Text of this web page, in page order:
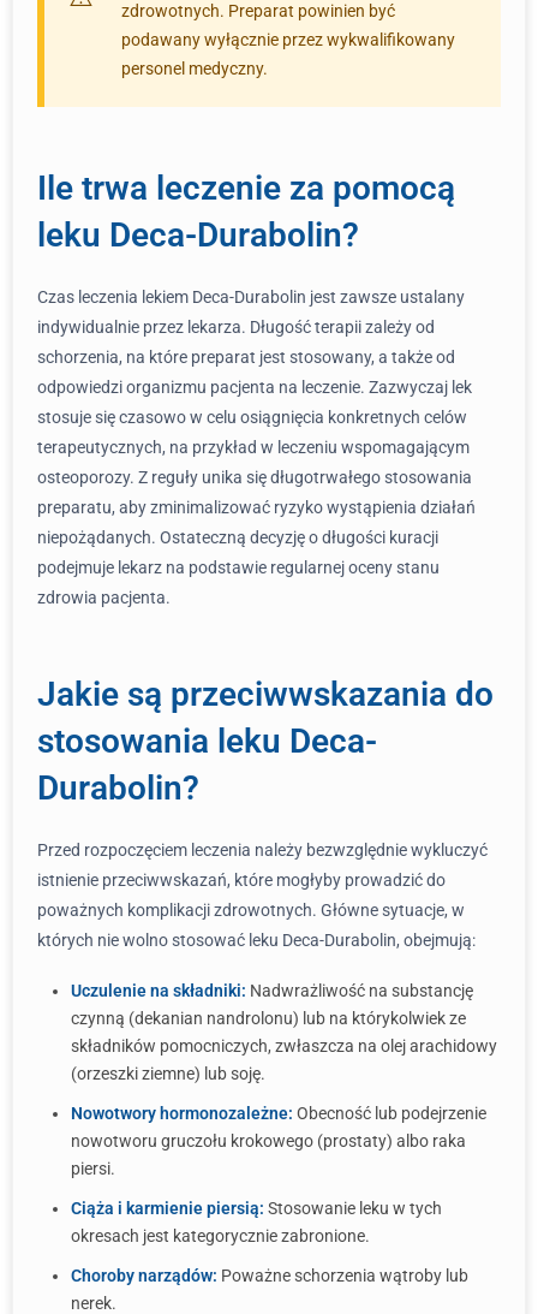
zdrowotnych. Preparat powinien być
podawany wyłącznie przez wykwalifikowany
personel medyczny.
Ile trwa leczenie za pomocą
leku Deca-Durabolin?
Czas leczenia lekiem Deca-Durabolin jest zawsze ustalany
indywidualnie przez lekarza. Długość terapii zależy od
schorzenia, na które preparat jest stosowany, a także od
odpowiedzi organizmu pacjenta na leczenie. Zazwyczaj lek
stosuje się czasowo w celu osiągnięcia konkretnych celów
terapeutycznych, na przykład w leczeniu wspomagającym
osteoporozy. Z reguły unika się długotrwałego stosowania
preparatu, aby zminimalizować ryzyko wystąpienia działań
niepożądanych. Ostateczną decyzję o długości kuracji
podejmuje lekarz na podstawie regularnej oceny stanu
zdrowia pacjenta.
Jakie są przeciwwskazania do
stosowania leku Deca-
Durabolin?
Przed rozpoczęciem leczenia należy bezwzględnie wykluczyć
istnienie przeciwwskazań, które mogłyby prowadzić do
poważnych komplikacji zdrowotnych. Główne sytuacje, w
których nie wolno stosować leku Deca-Durabolin, obejmują:
Uczulenie na składniki: Nadwrażliwość na substancję
czynną (dekanian nandrolonu) lub na którykolwiek ze
składników pomocniczych, zwłaszcza na olej arachidowy
(orzeszki ziemne) lub soję.
Nowotwory hormonozależne: Obecność lub podejrzenie
nowotworu gruczołu krokowego (prostaty) albo raka
piersi.
Ciąża i karmienie piersią: Stosowanie leku w tych
okresach jest kategorycznie zabronione.
Choroby narządów: Poważne schorzenia wątroby lub
nerek.